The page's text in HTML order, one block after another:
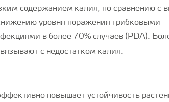
содержанием калия, по сравнению с
уровня поражения грибковыми
в более 70% случаев (PDA).
с недостатком калия.
повышает устойчивость